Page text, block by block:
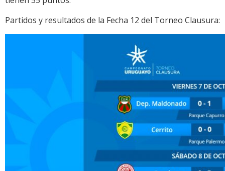
Partidos y resultados de la Fecha 12 del Torneo Clausura: